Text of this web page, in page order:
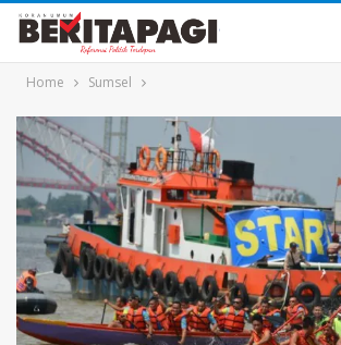
Home Sumsel